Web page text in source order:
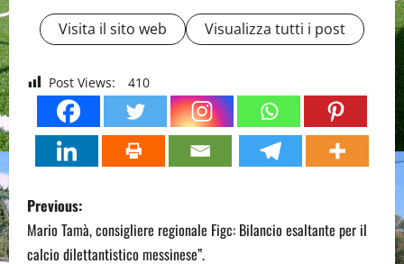
Visita il sito web Visualizza tutti i post
Post Views: 410
P
o
Previous:
Mario Tamà, consigliere regionale Figc: Bilancio esaltante per il
calcio dilettantistico messinese”.